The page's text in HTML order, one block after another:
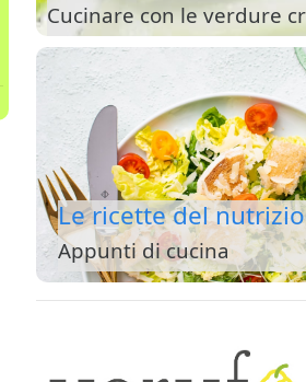
Cucinare con le verdure
Le ricette del
Appunti di cucina